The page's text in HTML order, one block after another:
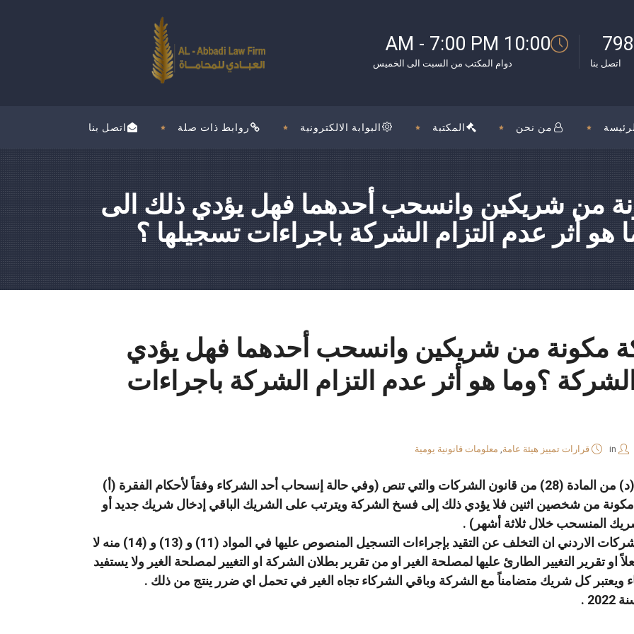
10:00 AM - 7:00 PM
دوام المكتب من السبت الى الخميس اتصل بنا
اتصل بنا روابط ذات صلة البوابة الالكترونية المكتبة من نحن
من شريكين وانسحب أحدهما فهل يؤدي ذلك الى
أثر عدم التزام الشركة باجراءات تسجيلها ؟
مكونة من شريكين وانسحب أحدهما فهل يؤدي
؟وما هو أثر عدم التزام الشركة باجراءات
in قرارات تمييز هيئة عامة, معلومات قانونية يومية
إن المستفاد من أحكام الفقرة (د) من المادة (28) من قانون الشركات والتي تنص (وفي حالة إنسحاب أحد الشركاء وفقاً لأحكام الفقرة (أ)
من شخصين اثنين فلا يؤدي ذلك إلى فسخ الشركة ويترتب على الشريك الباقي إدخال شريك جديد أو
المنسحب خلال ثلاثة أشهر) .
4- ان المادة (15) من قانون الشركات الاردني ان التخلف عن التقيد بإجراءات التسجيل المنصوص عليها في المواد (11) و (13) و (14) منه لا
او تقرير التغيير الطارئ عليها لمصلحة الغير او من تقرير بطلان الشركة او التغيير لمصلحة الغير ولا يستفيد
كل شريك متضامناً مع الشركة وباقي الشركاء تجاه الغير في تحمل اي ضرر ينتج من ذلك .
إن